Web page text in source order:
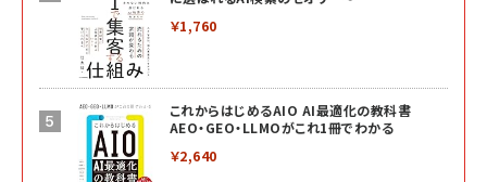
￥1,760
これからはじめるAIO AI最適化の教科書
AEO・GEO・LLMOがこれ1冊でわかる
￥2,640